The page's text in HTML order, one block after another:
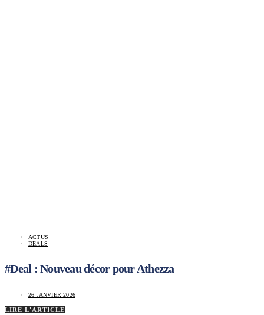
ACTUS
DEALS
#Deal : Nouveau décor pour Athezza
26 JANVIER 2026
LIRE L'ARTICLE